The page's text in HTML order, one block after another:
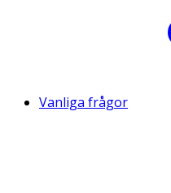
Vanliga frågor